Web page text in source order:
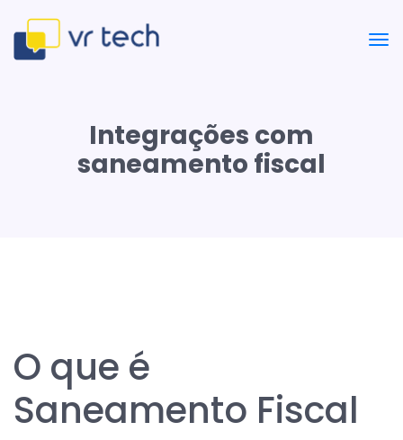
Integrações com
saneamento fiscal
O que é
Saneamento Fiscal